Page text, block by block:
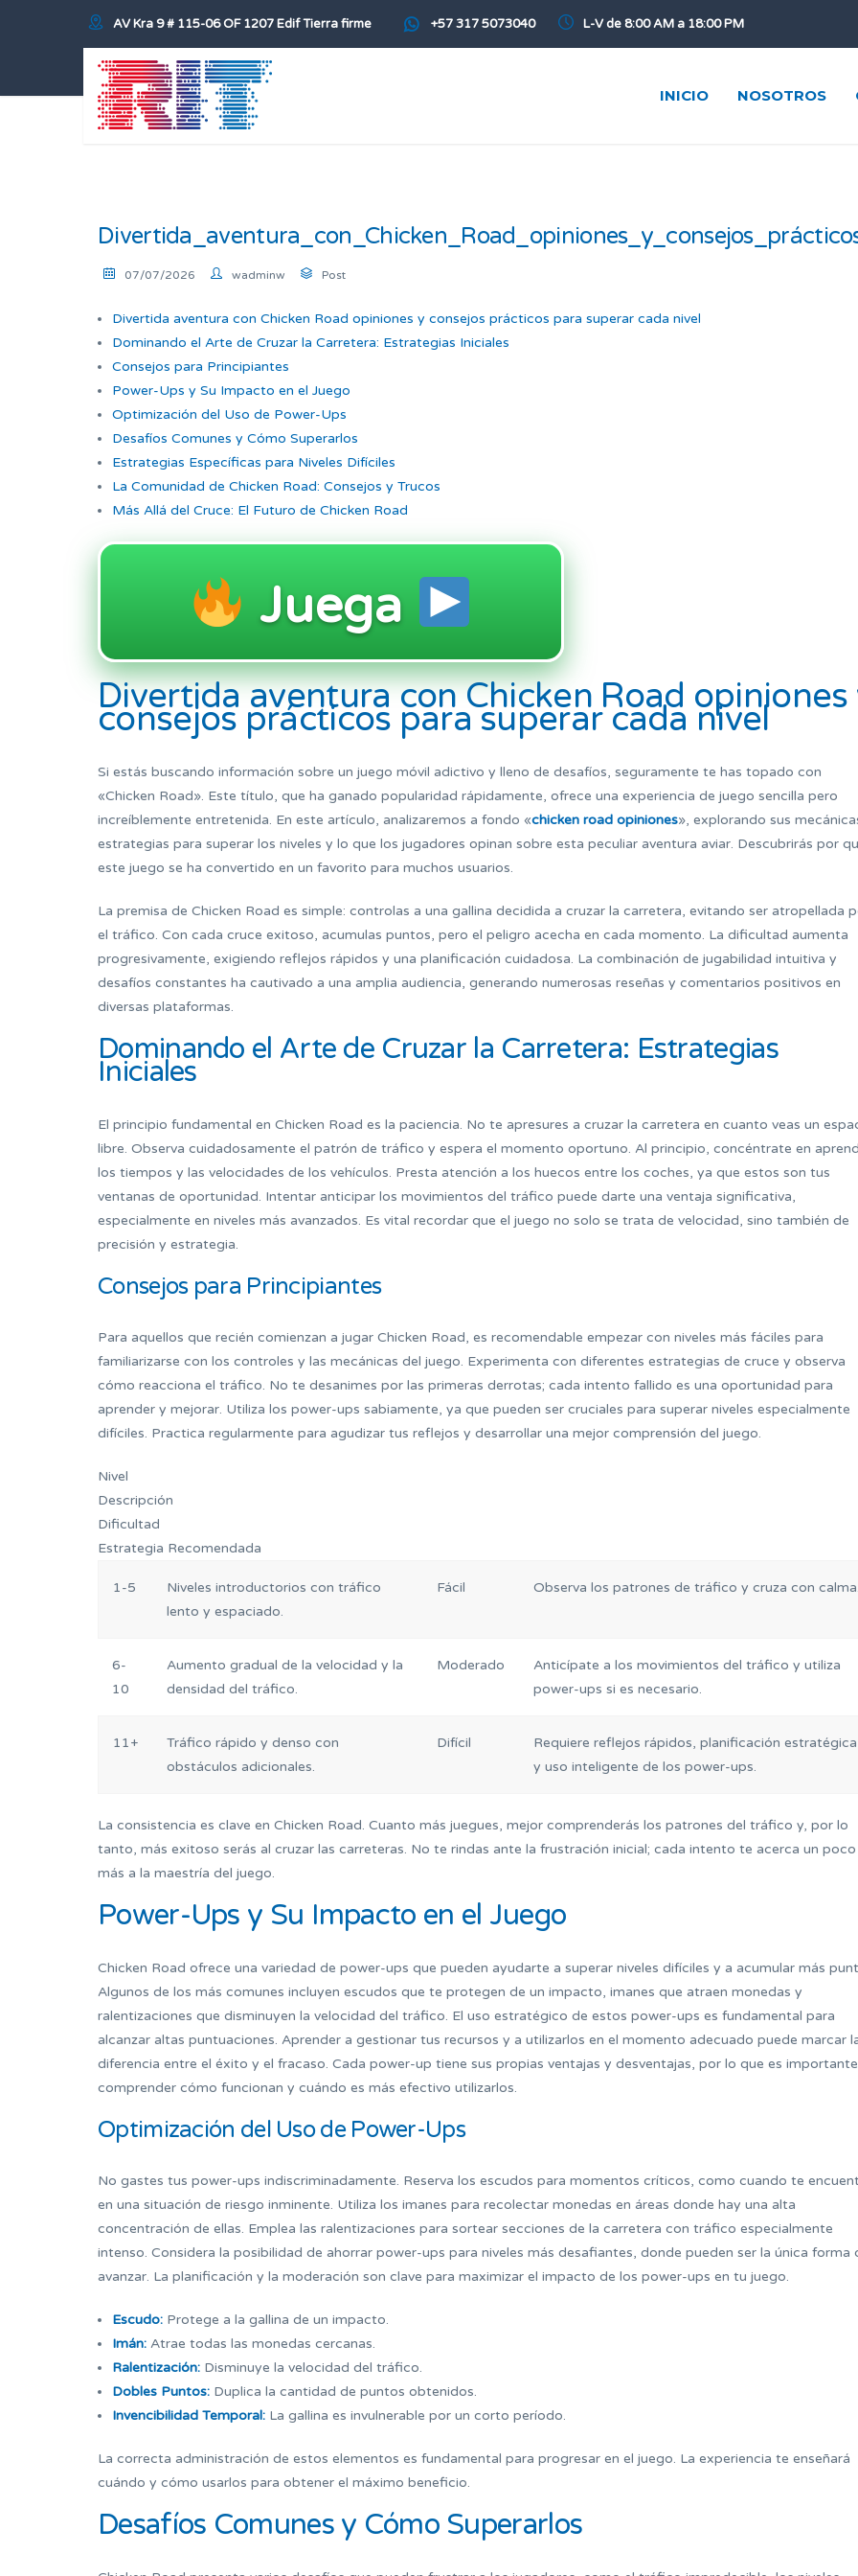
AV Kra 9 # 115-06 OF 1207 Edif Tierra firme +57 317 5073040 L-V de 8:00 AM a 18:00 PM
INICIO NOSOTROS
07/07/2026 wadminw Post
Divertida aventura con Chicken Road opiniones y consejos prácticos para superar cada nivel
Dominando el Arte de Cruzar la Carretera: Estrategias Iniciales
Consejos para Principiantes
Power-Ups y Su Impacto en el Juego
Optimización del Uso de Power-Ups
Desafíos Comunes y Cómo Superarlos
Estrategias Específicas para Niveles Difíciles
La Comunidad de Chicken Road: Consejos y Trucos
Más Allá del Cruce: El Futuro de Chicken Road
Juega
Divertida aventura con Chicken Road opiniones
consejos prácticos para superar cada nivel
Si estás buscando información sobre un juego móvil adictivo y lleno de desafíos, seguramente te has topado con
«Chicken Road». Este título, que ha ganado popularidad rápidamente, ofrece una experiencia de juego sencilla pero
increíblemente entretenida. En este artículo, analizaremos a fondo «chicken road opiniones», explorando sus
estrategias para superar los niveles y lo que los jugadores opinan sobre esta peculiar aventura aviar. Descubrirás por
este juego se ha convertido en un favorito para muchos usuarios.
La premisa de Chicken Road es simple: controlas a una gallina decidida a cruzar la carretera, evitando ser atropellada
el tráfico. Con cada cruce exitoso, acumulas puntos, pero el peligro acecha en cada momento. La dificultad aumenta
progresivamente, exigiendo reflejos rápidos y una planificación cuidadosa. La combinación de jugabilidad intuitiva y
desafíos constantes ha cautivado a una amplia audiencia, generando numerosas reseñas y comentarios positivos en
diversas plataformas.
Dominando el Arte de Cruzar la Carretera: Estrategias
Iniciales
El principio fundamental en Chicken Road es la paciencia. No te apresures a cruzar la carretera en cuanto veas un
libre. Observa cuidadosamente el patrón de tráfico y espera el momento oportuno. Al principio, concéntrate en
los tiempos y las velocidades de los vehículos. Presta atención a los huecos entre los coches, ya que estos son tus
ventanas de oportunidad. Intentar anticipar los movimientos del tráfico puede darte una ventaja significativa,
especialmente en niveles más avanzados. Es vital recordar que el juego no solo se trata de velocidad, sino también de
precisión y estrategia.
Consejos para Principiantes
Para aquellos que recién comienzan a jugar Chicken Road, es recomendable empezar con niveles más fáciles para
familiarizarse con los controles y las mecánicas del juego. Experimenta con diferentes estrategias de cruce y observa
cómo reacciona el tráfico. No te desanimes por las primeras derrotas; cada intento fallido es una oportunidad para
aprender y mejorar. Utiliza los power-ups sabiamente, ya que pueden ser cruciales para superar niveles especialmente
difíciles. Practica regularmente para agudizar tus reflejos y desarrollar una mejor comprensión del juego.
Nivel
Descripción
Dificultad
Estrategia Recomendada
1-5
Niveles introductorios con tráfico
lento y espaciado.
Fácil Observa los patrones de tráfico y cruza con calma.
6-
10
Aumento gradual de la velocidad y la
densidad del tráfico.
Moderado
Anticípate a los movimientos del tráfico y utiliza
power-ups si es necesario.
11+
Tráfico rápido y denso con
obstáculos adicionales.
Difícil
Requiere reflejos rápidos, planificación estratégica
y uso inteligente de los power-ups.
La consistencia es clave en Chicken Road. Cuanto más juegues, mejor comprenderás los patrones del tráfico y, por lo
tanto, más exitoso serás al cruzar las carreteras. No te rindas ante la frustración inicial; cada intento te acerca un poco
más a la maestría del juego.
Power-Ups y Su Impacto en el Juego
Chicken Road ofrece una variedad de power-ups que pueden ayudarte a superar niveles difíciles y a acumular más
Algunos de los más comunes incluyen escudos que te protegen de un impacto, imanes que atraen monedas y
ralentizaciones que disminuyen la velocidad del tráfico. El uso estratégico de estos power-ups es fundamental para
alcanzar altas puntuaciones. Aprender a gestionar tus recursos y a utilizarlos en el momento adecuado puede marcar
diferencia entre el éxito y el fracaso. Cada power-up tiene sus propias ventajas y desventajas, por lo que es importante
comprender cómo funcionan y cuándo es más efectivo utilizarlos.
Optimización del Uso de Power-Ups
No gastes tus power-ups indiscriminadamente. Reserva los escudos para momentos críticos, como cuando te
en una situación de riesgo inminente. Utiliza los imanes para recolectar monedas en áreas donde hay una alta
concentración de ellas. Emplea las ralentizaciones para sortear secciones de la carretera con tráfico especialmente
intenso. Considera la posibilidad de ahorrar power-ups para niveles más desafiantes, donde pueden ser la única forma
avanzar. La planificación y la moderación son clave para maximizar el impacto de los power-ups en tu juego.
Escudo: Protege a la gallina de un impacto.
Imán: Atrae todas las monedas cercanas.
Ralentización: Disminuye la velocidad del tráfico.
Dobles Puntos: Duplica la cantidad de puntos obtenidos.
Invencibilidad Temporal: La gallina es invulnerable por un corto período.
La correcta administración de estos elementos es fundamental para progresar en el juego. La experiencia te enseñará
cuándo y cómo usarlos para obtener el máximo beneficio.
Desafíos Comunes y Cómo Superarlos